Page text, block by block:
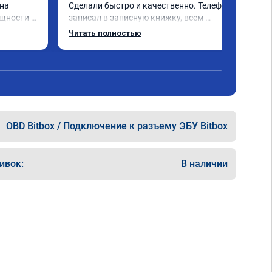
и
на
Сделали быстро и качественно. Телефон
записал в записную книжку, всем
рекомендую! Еще вот поеду в ближайшее
Читать полностью
OBD Bitbox / Подключение к разъему ЭБУ Bitbox
В наличии